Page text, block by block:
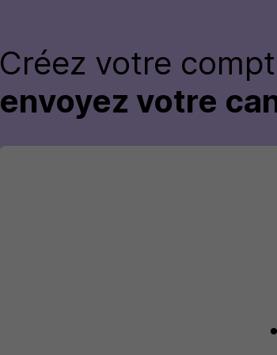
Créez votre
envoyez votre